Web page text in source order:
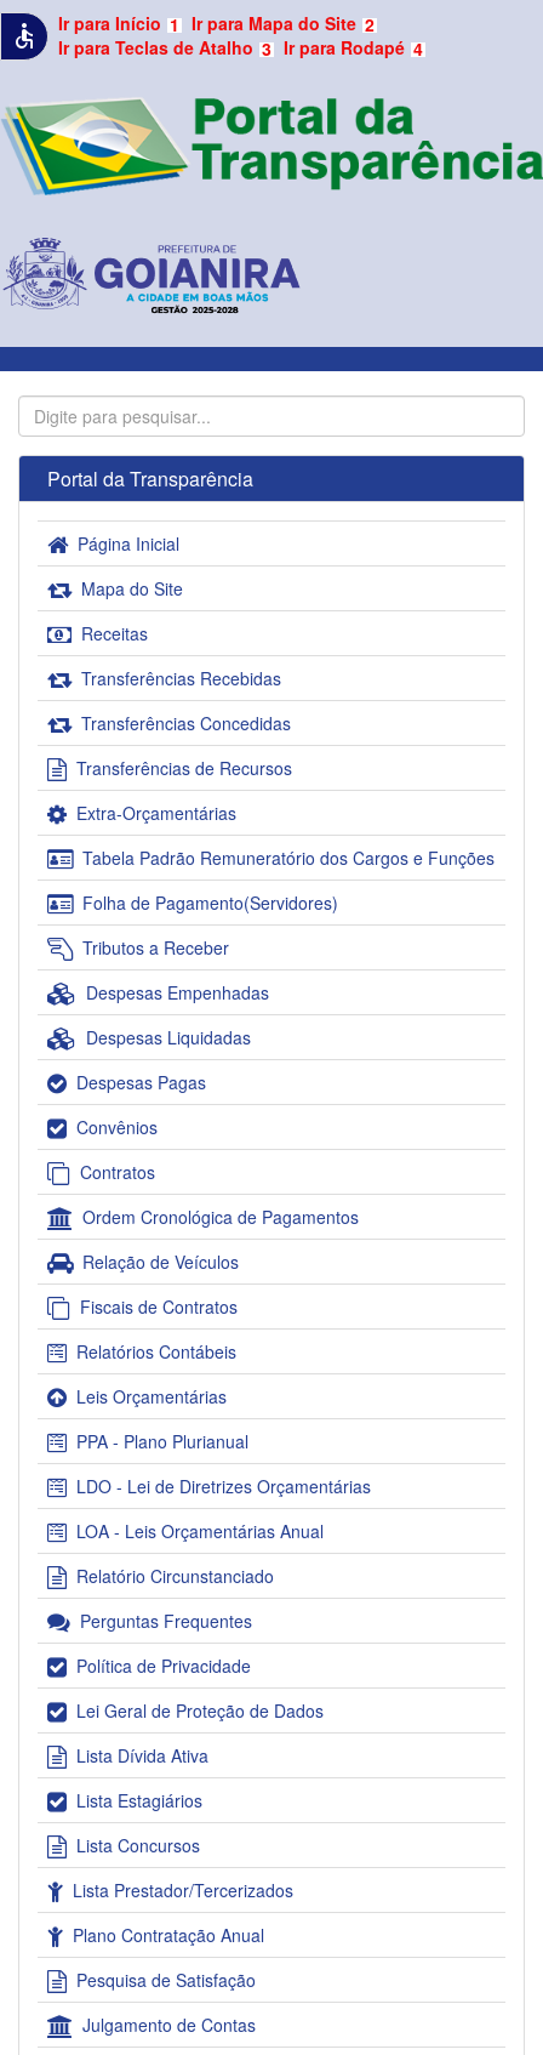
accessible Ir para Início 1 Ir para Mapa do Site 2
Ir para Teclas de Atalho 3 Ir para Rodapé 4
Portal da Transparência
Página Inicial
Mapa do Site
Receitas
Transferências Recebidas
Transferências Concedidas
Transferências de Recursos
Extra-Orçamentárias
Tabela Padrão Remuneratório dos Cargos e Funções
Folha de Pagamento(Servidores)
Tributos a Receber
Despesas Empenhadas
Despesas Liquidadas
Despesas Pagas
Convênios
Contratos
Ordem Cronológica de Pagamentos
Relação de Veículos
Fiscais de Contratos
Relatórios Contábeis
Leis Orçamentárias
PPA - Plano Plurianual
LDO - Lei de Diretrizes Orçamentárias
LOA - Leis Orçamentárias Anual
Relatório Circunstanciado
Perguntas Frequentes
Política de Privacidade
Lei Geral de Proteção de Dados
Lista Dívida Ativa
Lista Estagiários
Lista Concursos
Lista Prestador/Tercerizados
Plano Contratação Anual
Pesquisa de Satisfação
Julgamento de Contas